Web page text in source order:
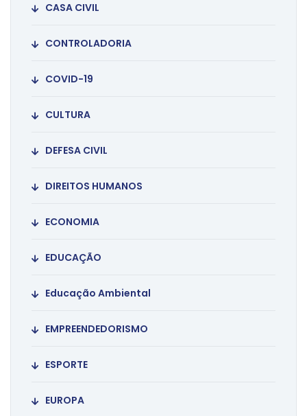
CASA CIVIL
CONTROLADORIA
COVID-19
CULTURA
DEFESA CIVIL
DIREITOS HUMANOS
ECONOMIA
EDUCAÇÃO
Educação Ambiental
EMPREENDEDORISMO
ESPORTE
EUROPA